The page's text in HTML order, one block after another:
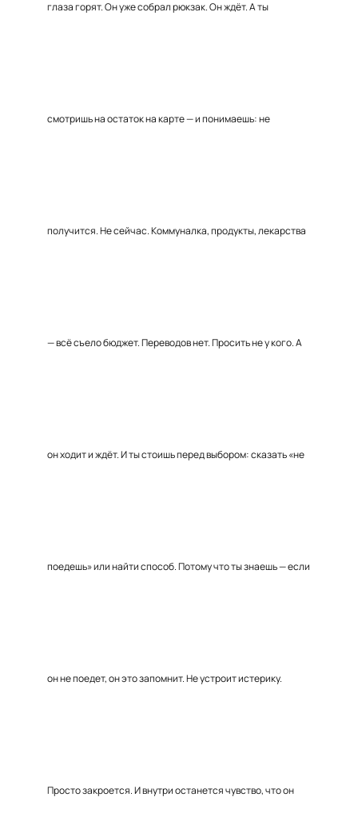
глаза горят. Он уже собрал рюкзак. Он ждёт. А ты
смотришь на остаток на карте — и понимаешь: не
получится. Не сейчас. Коммуналка, продукты, лекарства
— всё съело бюджет. Переводов нет. Просить не у кого. А
он ходит и ждёт. И ты стоишь перед выбором: сказать «не
поедешь» или найти способ. Потому что ты знаешь — если
он не поедет, он это запомнит. Не устроит истерику.
Просто закроется. И внутри останется чувство, что он